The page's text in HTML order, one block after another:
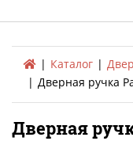
Каталог
Дверная ручка
Дверная